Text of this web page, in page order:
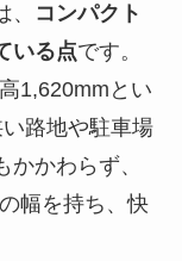
コンパクト
いる点です。
1,620mmとい
路地や駐車場
かわらず、
幅を持ち、快